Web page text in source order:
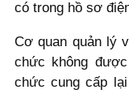
có trong hồ sơ
Cơ quan quản lý
chức không
chức cung cấp